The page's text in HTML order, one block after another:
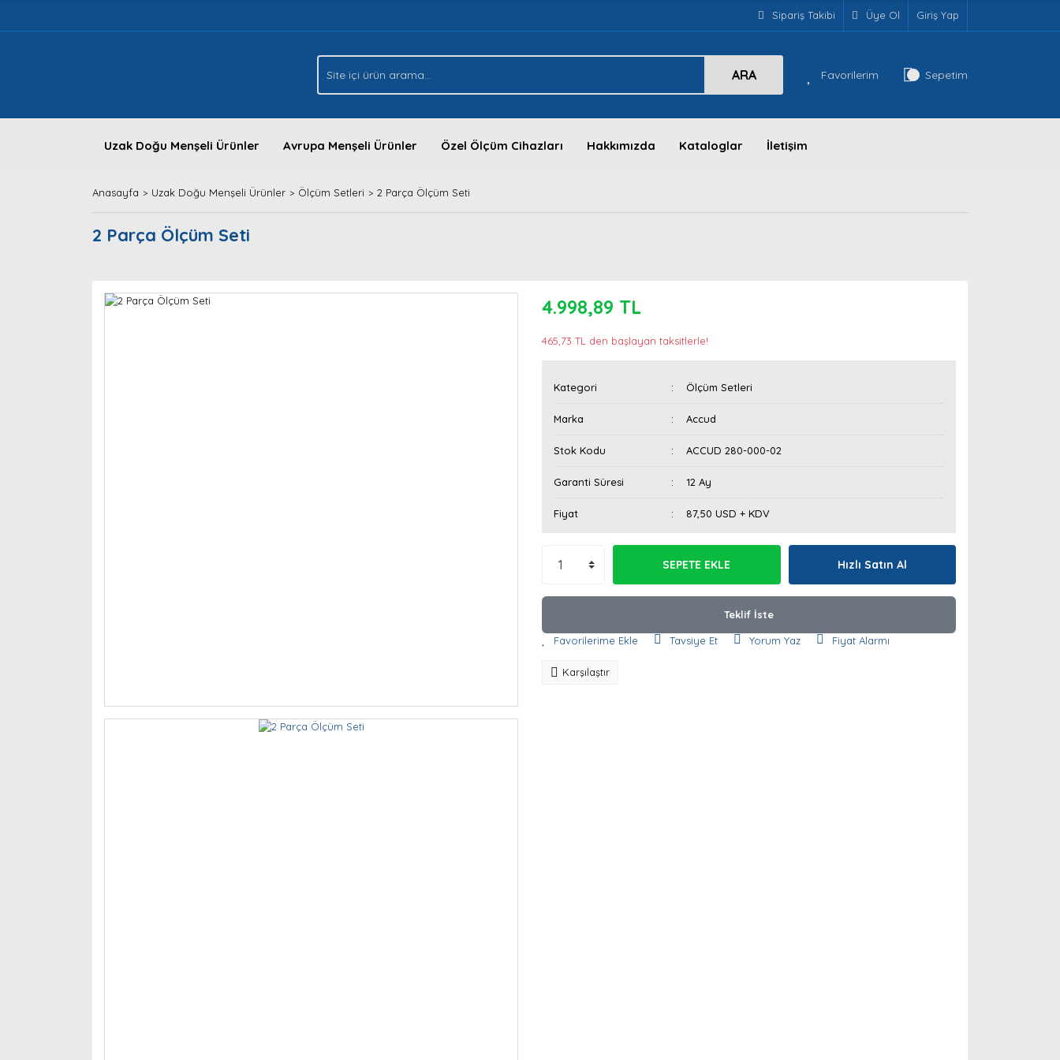
Sipariş Takibi Üye Ol Giriş Yap
ARA Favorilerim Sepetim
Uzak Doğu Menşeli Ürünler Avrupa Menşeli Ürünler Özel Ölçüm Cihazları Hakkımızda Kataloglar İletişim
Anasayfa Uzak Doğu Menşeli Ürünler Ölçüm Setleri 2 Parça Ölçüm Seti
2 Parça Ölçüm Seti
4.998,89 TL
465,73 TL den başlayan taksitlerle!
Kategori Ölçüm Setleri
Marka Accud
Stok Kodu ACCUD 280-000-02
Garanti Süresi 12 Ay
Fiyat 87,50 USD + KDV
SEPETE EKLE Hızlı Satın Al
Teklif İste
Tavsiye Et Yorum Yaz Fiyat Alarmı
Karşılaştır